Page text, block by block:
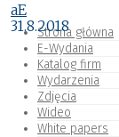
Strona główna
E-Wydania
Katalog firm
Wydarzenia
Zdjęcia
Wideo
White papers
aE
31.8.2018